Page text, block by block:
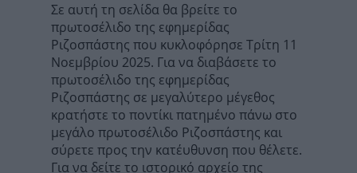
Σε αυτή τη σελίδα θα βρείτε το
πρωτοσέλιδο της εφημερίδας
Ριζοσπάστης που κυκλοφόρησε Τρίτη 11
Νοεμβρίου 2025. Για να διαβάσετε το
πρωτοσέλιδο της εφημερίδας
Ριζοσπάστης σε μεγαλύτερο μέγεθος
κρατήστε το ποντίκι πατημένο πάνω στο
μεγάλο πρωτοσέλιδο Ριζοσπάστης και
σύρετε προς την κατέυθυνση που θέλετε.
Για να δείτε το ιστορικό αρχείο της